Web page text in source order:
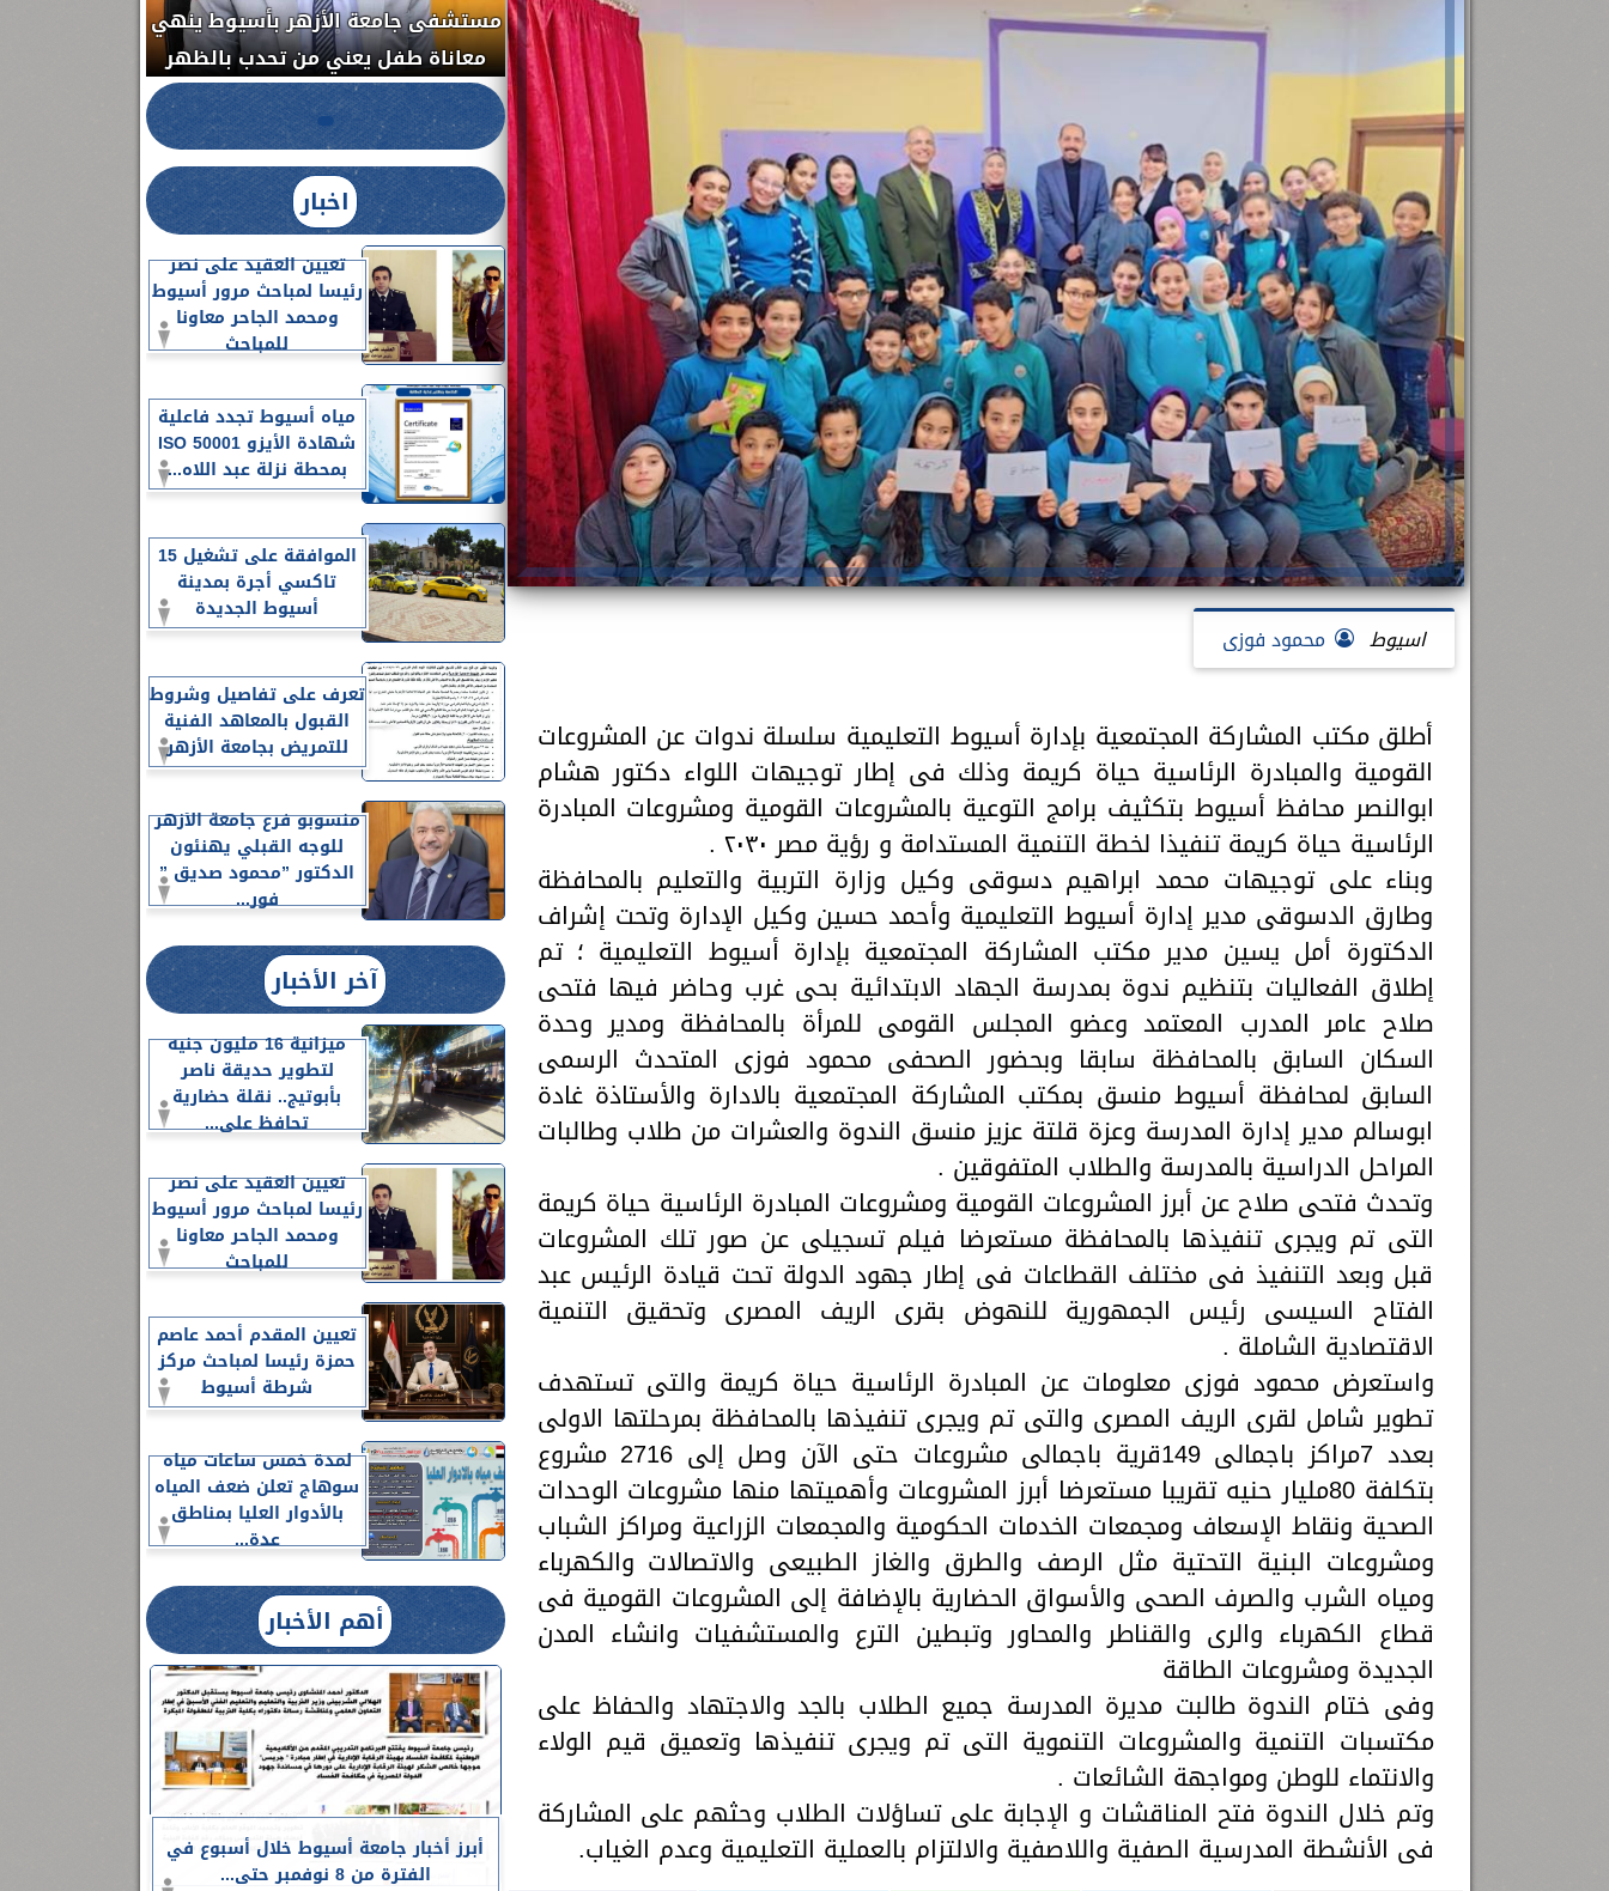
اسيوط محمود فوزى
أطلق مكتب المشاركة المجتمعية بإدارة أسيوط التعليمية سلسلة ندوات عن المشروعات
القومية والمبادرة الرئاسية حياة كريمة وذلك فى إطار توجيهات اللواء دكتور هشام
ابوالنصر محافظ أسيوط بتكثيف برامج التوعية بالمشروعات القومية ومشروعات المبادرة
الرئاسية حياة كريمة تنفيذا لخطة التنمية المستدامة و رؤية مصر ٢٠٣٠ .
وبناء على توجيهات محمد ابراهيم دسوقى وكيل وزارة التربية والتعليم بالمحافظة
وطارق الدسوقى مدير إدارة أسيوط التعليمية وأحمد حسين وكيل الإدارة وتحت إشراف
الدكتورة أمل يسين مدير مكتب المشاركة المجتمعية بإدارة أسيوط التعليمية ؛ تم
إطلاق الفعاليات بتنظيم ندوة بمدرسة الجهاد الابتدائية بحى غرب وحاضر فيها فتحى
صلاح عامر المدرب المعتمد وعضو المجلس القومى للمرأة بالمحافظة ومدير وحدة
السكان السابق بالمحافظة سابقا وبحضور الصحفى محمود فوزى المتحدث الرسمى
السابق لمحافظة أسيوط منسق بمكتب المشاركة المجتمعية بالادارة والأستاذة غادة
ابوسالم مدير إدارة المدرسة وعزة قلتة عزيز منسق الندوة والعشرات من طلاب وطالبات
المراحل الدراسية بالمدرسة والطلاب المتفوقين .
وتحدث فتحى صلاح عن أبرز المشروعات القومية ومشروعات المبادرة الرئاسية حياة كريمة
التى تم ويجرى تنفيذها بالمحافظة مستعرضا فيلم تسجيلى عن صور تلك المشروعات
قبل وبعد التنفيذ فى مختلف القطاعات فى إطار جهود الدولة تحت قيادة الرئيس عبد
الفتاح السيسى رئيس الجمهورية للنهوض بقرى الريف المصرى وتحقيق التنمية
الاقتصادية الشاملة .
واستعرض محمود فوزى معلومات عن المبادرة الرئاسية حياة كريمة والتى تستهدف
تطوير شامل لقرى الريف المصرى والتى تم ويجرى تنفيذها بالمحافظة بمرحلتها الاولى
بعدد 7مراكز باجمالى 149قرية باجمالى مشروعات حتى الآن وصل إلى 2716 مشروع
بتكلفة 80مليار حنيه تقريبا مستعرضا أبرز المشروعات وأهميتها منها مشروعات الوحدات
الصحية ونقاط الإسعاف ومجمعات الخدمات الحكومية والمجمعات الزراعية ومراكز الشباب
ومشروعات البنية التحتية مثل الرصف والطرق والغاز الطبيعى والاتصالات والكهرباء
ومياه الشرب والصرف الصحى والأسواق الحضارية بالإضافة إلى المشروعات القومية فى
قطاع الكهرباء والرى والقناطر والمحاور وتبطين الترع والمستشفيات وانشاء المدن
الجديدة ومشروعات الطاقة
وفى ختام الندوة طالبت مديرة المدرسة جميع الطلاب بالجد والاجتهاد والحفاظ على
مكتسبات التنمية والمشروعات التنموية التى تم ويجرى تنفيذها وتعميق قيم الولاء
والانتماء للوطن ومواجهة الشائعات .
وتم خلال الندوة فتح المناقشات و الإجابة على تساؤلات الطلاب وحثهم على المشاركة
فى الأنشطة المدرسية الصفية واللاصفية والالتزام بالعملية التعليمية وعدم الغياب.
مستشفى جامعة الأزهر بأسيوط ينهي
معاناة طفل يعني من تحدب بالظهر
الدواء المصرية يشن حملة رقابية مكبرة
لضبط المنشآت الطبية المخالفة.....
جديد بمستشفيات الجامعة...
اخبار
تعيين العقيد على نصر
رئيسا لمباحث مرور أسيوط
ومحمد الجاحر معاونا
للمباحث
مياه أسيوط تجدد فاعلية
شهادة الأيزو ISO 50001
بمحطة نزلة عبد اللاه...
الموافقة على تشغيل 15
تاكسي أجرة بمدينة
أسيوط الجديدة
تعرف على تفاصيل وشروط
القبول بالمعاهد الفنية
للتمريض بجامعة الأزهر
منسوبو فرع جامعة الأزهر
للوجه القبلي يهنئون
الدكتور ”محمود صديق ”
فور...
آخر الأخبار
ميزانية 16 مليون جنيه
لتطوير حديقة ناصر
بأبوتيج.. نقلة حضارية
تحافظ على...
تعيين العقيد على نصر
رئيسا لمباحث مرور أسيوط
ومحمد الجاحر معاونا
للمباحث
تعيين المقدم أحمد عاصم
حمزة رئيسا لمباحث مركز
شرطة أسيوط
لمدة خمس ساعات مياه
سوهاج تعلن ضعف المياه
بالأدوار العليا بمناطق
عدة...
أهم الأخبار
أبرز أخبار جامعة أسيوط خلال أسبوع في
الفترة من 8 نوفمبر حتى...